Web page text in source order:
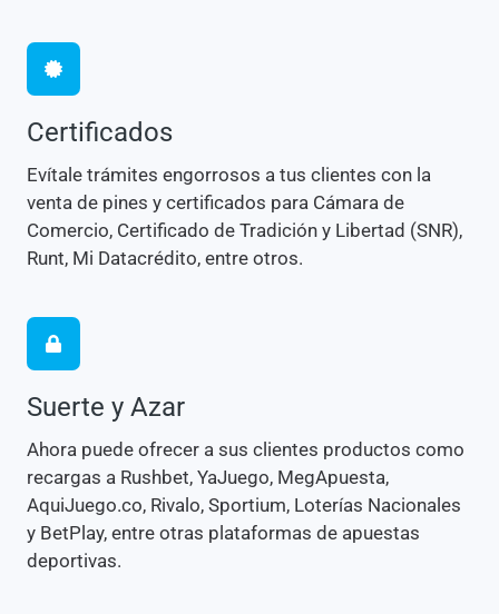
Certificados
Evítale trámites engorrosos a tus clientes con la
venta de pines y certificados para Cámara de
Comercio, Certificado de Tradición y Libertad (SNR),
Runt, Mi Datacrédito, entre otros.
Suerte y Azar
Ahora puede ofrecer a sus clientes productos como
recargas a Rushbet, YaJuego, MegApuesta,
AquiJuego.co, Rivalo, Sportium, Loterías Nacionales
y BetPlay, entre otras plataformas de apuestas
deportivas.